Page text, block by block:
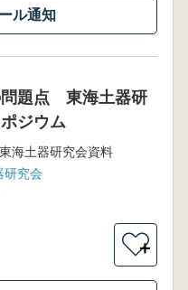
ル通知
問題点 東海土器研
ジウム
海土器研究会資料
研究会
＋